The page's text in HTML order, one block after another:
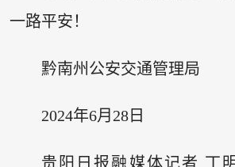
一路平安！
黔南州公安交通管理局
2024年6月28日
贵阳日报融媒体记者 丁